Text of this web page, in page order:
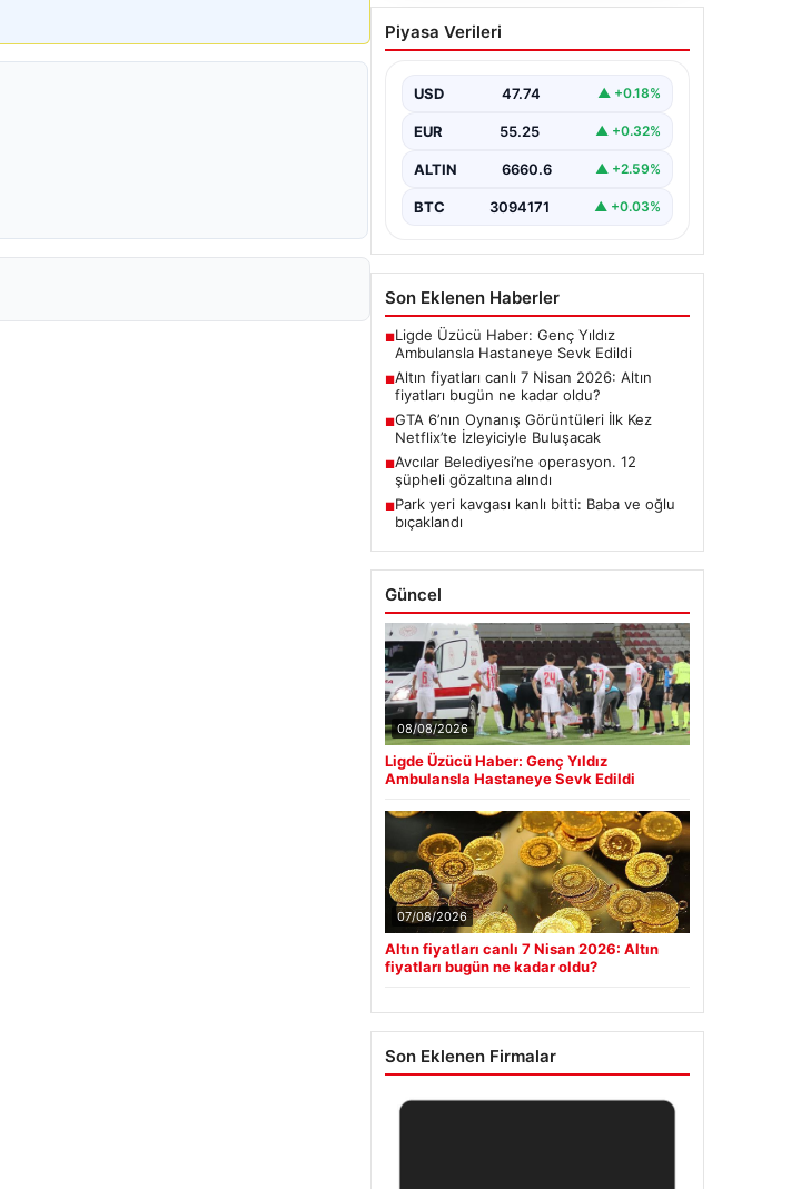
Altın fiyatları canlı 7 Nisan
2026: Altın fiyatları bugün
Piyasa Verileri
USD 47.74 ▲ +0.18%
EUR 55.25 ▲ +0.32%
ALTIN 6660.6 ▲ +2.59%
BTC 3094171 ▲ +0.03%
Son Eklenen Haberler
■Ligde Üzücü Haber: Genç Yıldız
Ambulansla Hastaneye Sevk Edildi
■Altın fiyatları canlı 7 Nisan 2026: Altın
fiyatları bugün ne kadar oldu?
■GTA 6’nın Oynanış Görüntüleri İlk Kez
Netflix’te İzleyiciyle Buluşacak
■Avcılar Belediyesi’ne operasyon. 12
şüpheli gözaltına alındı
■Park yeri kavgası kanlı bitti: Baba ve oğlu
bıçaklandı
Güncel
08/08/2026
Ligde Üzücü Haber: Genç Yıldız
Ambulansla Hastaneye Sevk Edildi
07/08/2026
Altın fiyatları canlı 7 Nisan 2026: Altın
fiyatları bugün ne kadar oldu?
Son Eklenen Firmalar